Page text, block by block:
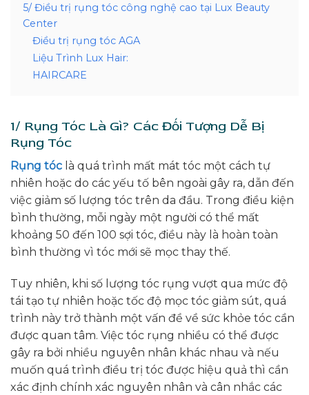
5/ Điều trị rụng tóc công nghệ cao tại Lux Beauty
Center
Điều trị rụng tóc AGA
Liệu Trình Lux Hair:
HAIRCARE
1/ Rụng Tóc Là Gì? Các Đối Tượng Dễ Bị
Rụng Tóc
Rụng tóc là quá trình mất mát tóc một cách tự
nhiên hoặc do các yếu tố bên ngoài gây ra, dẫn đến
việc giảm số lượng tóc trên da đầu. Trong điều kiện
bình thường, mỗi ngày một người có thể mất
khoảng 50 đến 100 sợi tóc, điều này là hoàn toàn
bình thường vì tóc mới sẽ mọc thay thế.
Tuy nhiên, khi số lượng tóc rụng vượt qua mức độ
tái tạo tự nhiên hoặc tốc độ mọc tóc giảm sút, quá
trình này trở thành một vấn đề về sức khỏe tóc cần
được quan tâm. Việc tóc rụng nhiều có thể được
gây ra bởi nhiều nguyên nhân khác nhau và nếu
muốn quá trình điều trị tóc được hiệu quả thì cần
xác định chính xác nguyên nhân và cân nhắc các